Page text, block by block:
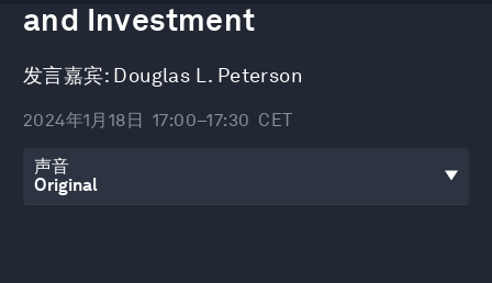
and Investment
发言嘉宾: Douglas L. Peterson
2024年1月18日 17:00–17:30 CET
声音
seconds